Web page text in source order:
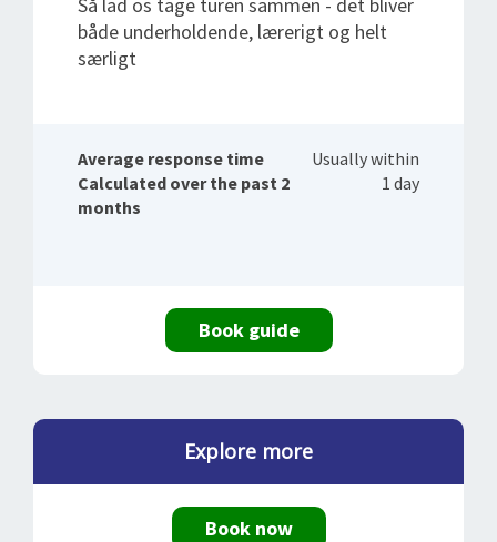
både underholdende, lærerigt og helt
særligt
Average response time
Calculated over the past 2
months
Usually within
1 day
Book guide
Explore more
Book now